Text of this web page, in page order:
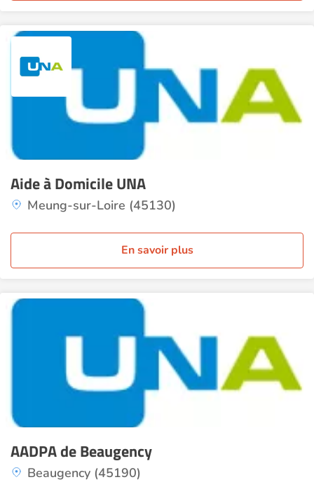
Aide à Domicile UNA
Meung-sur-Loire (45130)
En savoir plus
AADPA de Beaugency
Beaugency (45190)